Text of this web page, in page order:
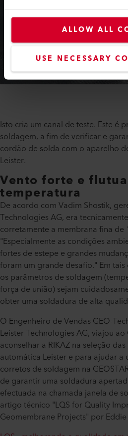
ALLOW ALL
USE NECESSARY
Isto cria um canal de teste. Este é
soldagem, a fim de verificar e
cordão de solda com o aparelho
Leister.
Vento forte e
temperatura
De acordo com Vadim Shostik,
Technologies AG, era
corretamente a membrana fina de
"Especialmente as condições
fortes de estepe e grandes
foram um grande desafio." Em
os parâmetros de soldagem
força de união) sejam
obter uma soldadura de alta
O Engenheiro de Vendas GEO-
Leister Technologies AG, viajou
aconselhar a RIKAZ na seleção
automática Leister e para ajudar
corretos de soldagem na
de garantir uma soldadura
efectuada na chamada janela de
artigo técnico "LQS for Quality
Geomembrane Projects" por